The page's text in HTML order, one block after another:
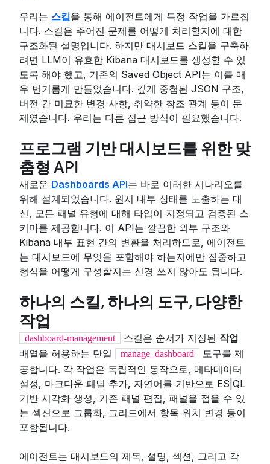
우리는 스킬을 통해 에이전트에게 특정 작업을 가르칩
니다. 스킬은 주어진 문제를 어떻게 처리할지에 대한
구조화된 설명입니다. 하지만 대시보드 스킬을 구축하
려면 LLM이 유효한 Kibana 대시보드를 생성할 수 있
도록 해야 했고, 기존의 Saved Object API는 이를 매
우 번거롭게 만들었습니다. 깊게 중첩된 JSON 구조,
버전 간 미묘한 변경 사항, 취약한 참조 관계 등이 문
제였습니다. 우리는 다른 접근 방식이 필요했습니다.
프로그램 기반 대시보드를 위한 맞
춤형 API
새로운 Dashboards API는 바로 이러한 시나리오를
위해 설계되었습니다. 원시 내부 상태를 노출하는 대
신, 모든 패널 유형에 대해 타입이 지정되고 검증된 스
키마를 제공합니다. 이 API는 깔끔한 외부 구조와
Kibana 내부 표현 간의 변환을 처리하므로, 에이전트
는 대시보드에 무엇을 포함해야 하는지에만 집중하고
형식을 어떻게 구성할지는 신경 쓰지 않아도 됩니다.
하나의 스킬, 하나의 도구, 다양한
작업
dashboard-management 스킬은 순서가 지정된 작업
배열을 허용하는 단일
manage_dashboard
도구를 제
공합니다. 각 작업은 독립적인 동작으로, 메타데이터
설정, 마크다운 패널 추가, 자연어를 기반으로 ES|QL
기반 시각화 생성, 기존 패널 편집, 패널을 접을 수 있
는 섹션으로 그룹화, 그리드에서 항목 위치 변경 등이
포함됩니다.
에이전트는 대시보드의 제목, 설명, 섹션, 그리고 각